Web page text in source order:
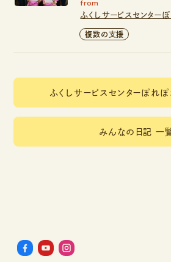
from
ふくしサービスセンター
複数の支援
ふくしサービスセンターぽれ
みんなの日記 一